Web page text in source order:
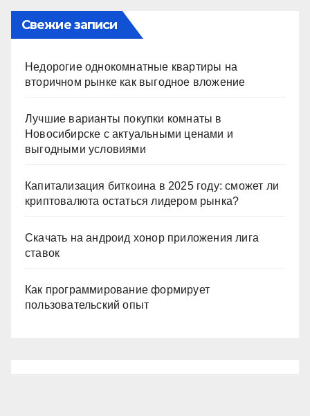
Свежие записи
Недорогие однокомнатные квартиры на
вторичном рынке как выгодное вложение
Лучшие варианты покупки комнаты в
Новосибирске с актуальными ценами и
выгодными условиями
Капитализация биткоина в 2025 году: сможет ли
криптовалюта остаться лидером рынка?
Скачать на андроид хонор приложения лига
ставок
Как программирование формирует
пользовательский опыт